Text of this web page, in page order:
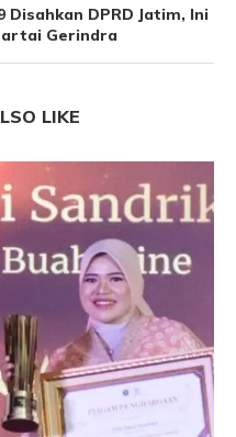
Disahkan DPRD Jatim, Ini
Gerindra
LIKE